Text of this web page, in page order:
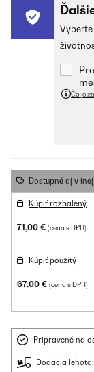
Čo je
Dostupné aj v
Kúpiť rozbalený
71,00 € (cena s DPH)
Kúpiť použitý
67,00 € (cena s DPH)
Pripravené na
Dodacia